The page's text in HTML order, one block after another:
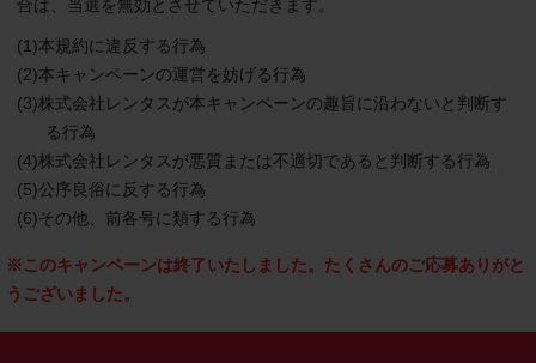
合は、当選を無効とさせていただきます。
(1)本規約に違反する行為
(2)本キャンペーンの運営を妨げる行為
(3)株式会社レンタスが本キャンペーンの趣旨に沿わないと判断す
る行為
(4)株式会社レンタスが悪質または不適切であると判断する行為
(5)公序良俗に反する行為
(6)その他、前各号に類する行為
※このキャンペーンは終了いたしました。たくさんのご応募ありがと
うございました。